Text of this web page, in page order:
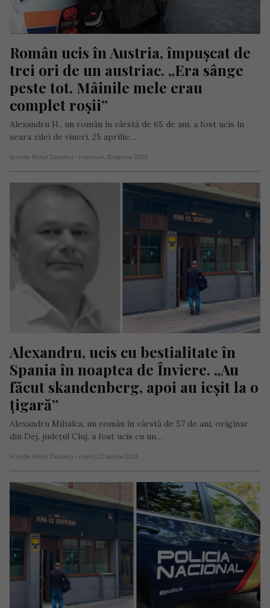
Român ucis în Austria, împușcat de
trei ori de un austriac. „Era sânge
peste tot. Mâinile mele erau
complet roșii”
Alexandru H., un român în vârstă de 65 de ani, a fost ucis în
seara zilei de vineri, 25 aprilie…
Scris de Mihai Diaconu - miercuri, 30 aprilie 2025
Alexandru, ucis cu bestialitate în
Spania în noaptea de Înviere. „Au
făcut skandenberg, apoi au ieșit la o
țigară”
Alexandru Mihalca, un român în vârstă de 57 de ani, originar
din Dej, județul Cluj, a fost ucis cu un…
Scris de Mihai Diaconu - marți, 22 aprilie 2025